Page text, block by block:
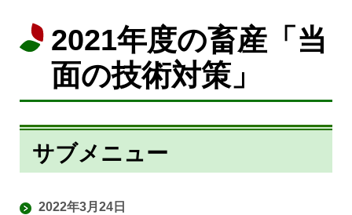
2021年度の畜産「当
面の技術対策」
サブメニュー
2022年3月24日